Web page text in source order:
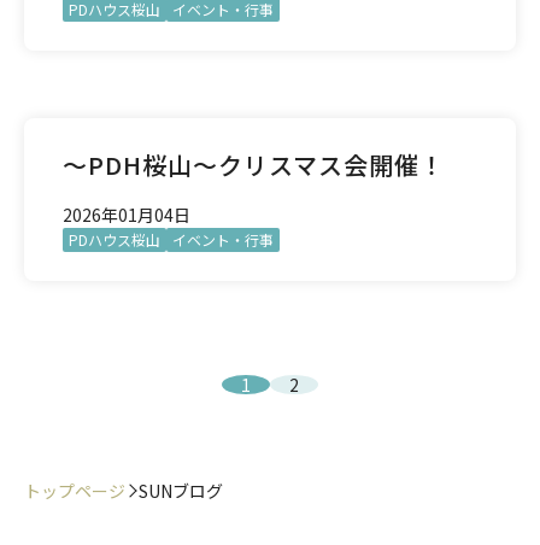
PDハウス桜山 イベント・行事
～PDH桜山～クリスマス会開催！
2026年01月04日
PDハウス桜山 イベント・行事
1 2
トップページ SUNブログ